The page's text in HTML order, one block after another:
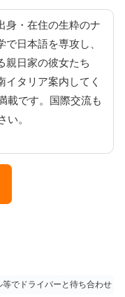
身・在住の生粋のナ
日本語を専攻し、
親日家の彼女たち
イタリア案内してく
載です。国際交流も
い。
でドライバーと待ち合わせ